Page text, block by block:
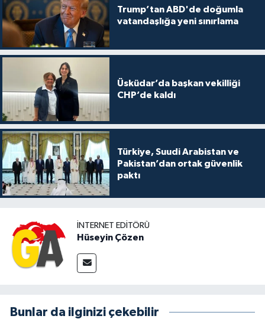
Trump’tan ABD'de doğumla
vatandaşlığa yeni sınırlama
Üsküdar’da başkan vekilliği
CHP’de kaldı
Türkiye, Suudi Arabistan ve
Pakistan’dan ortak güvenlik
paktı
İNTERNET EDITÖRÜ
Hüseyin Çözen
Bunlar da ilginizi çekebilir